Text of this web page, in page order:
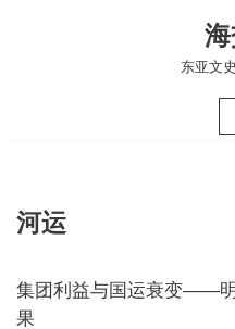
海
东亚文
河运
集团利益与国运衰变——
果